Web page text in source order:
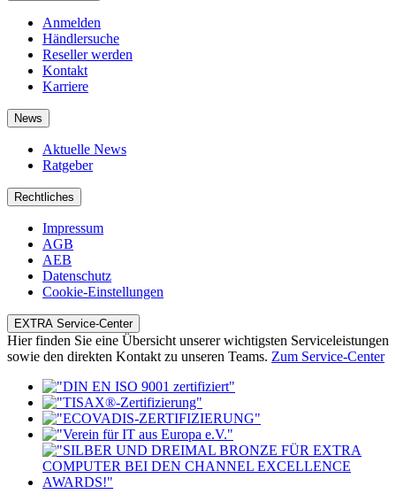
Anmelden
Händlersuche
Reseller werden
Kontakt
Karriere
News
Aktuelle News
Ratgeber
Rechtliches
Impressum
AGB
AEB
Datenschutz
Cookie-Einstellungen
EXTRA Service-Center
Hier finden Sie eine Übersicht unserer wichtigsten Serviceleistungen
sowie den direkten Kontakt zu unseren Teams. Zum Service-Center